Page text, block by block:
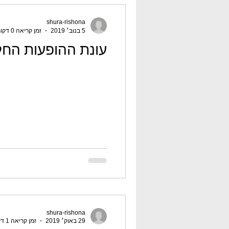
עונת ההופעות
shura-rishona
5 בנוב׳ 2019
זמן קריאה 0 דקות
shura-rishona
29 באוק׳ 2019
זמן קריאה 1 דקות